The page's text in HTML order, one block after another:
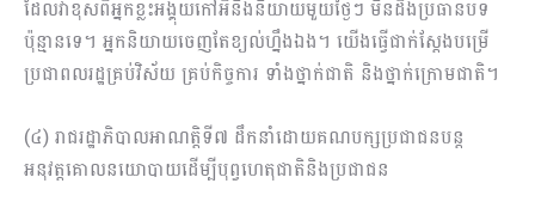
ដែលវាខុសពីអ្នកខ្លះអង្គុយកៅអីនិងនិយាយមួយថ្ងៃៗ មិនដឹងប្រធានបទ
ប៉ុន្មានទេ។ អ្នកនិយាយចេញតែខ្យល់ហ្នឹងឯង។ យើងធ្វើជាក់ស្ដែងបម្រើ
ប្រជាពលរដ្ឋគ្រប់វិស័យ គ្រប់កិច្ចការ ទាំងថ្នាក់ជាតិ និងថ្នាក់ក្រោមជាតិ។
(៤) រាជរដ្ឋាភិបាលអាណត្តិទី៧ ដឹកនាំដោយគណបក្សប្រជាជន​បន្ត
អនុវត្តគោលនយោបាយដើម្បីបុព្វហេតុជាតិនិងប្រជាជន